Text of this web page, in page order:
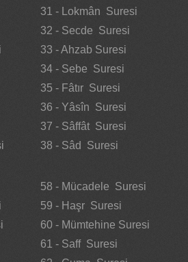
31 - Lokmân Suresi
32 - Secde Suresi
33 - Ahzab Suresi
34 - Sebe Suresi
35 - Fâtır Suresi
36 - Yâsîn Suresi
37 - Sâffât Suresi
38 - Sâd Suresi
58 - Mücadele Suresi
59 - Haşr Suresi
60 - Mümtehine Suresi
61 - Saff Suresi